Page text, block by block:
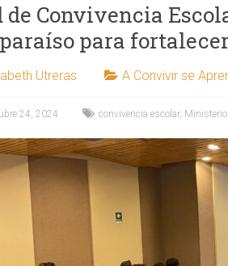
de Convivencia
para
Utreras A Convivir se
24, 2024 convivencia escolar,